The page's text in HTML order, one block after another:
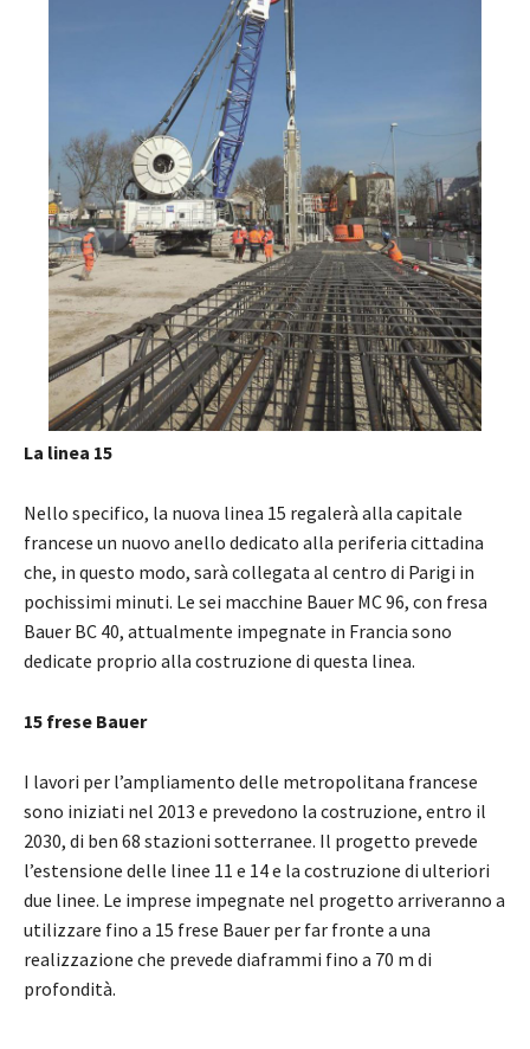
La linea 15
Nello specifico, la nuova linea 15 regalerà alla capitale
francese un nuovo anello dedicato alla periferia cittadina
che, in questo modo, sarà collegata al centro di Parigi in
pochissimi minuti. Le sei macchine Bauer MC 96, con fresa
Bauer BC 40, attualmente impegnate in Francia sono
dedicate proprio alla costruzione di questa linea.
15 frese Bauer
I lavori per l’ampliamento delle metropolitana francese
sono iniziati nel 2013 e prevedono la costruzione, entro il
2030, di ben 68 stazioni sotterranee. Il progetto prevede
l’estensione delle linee 11 e 14 e la costruzione di ulteriori
due linee. Le imprese impegnate nel progetto arriveranno a
utilizzare fino a 15 frese Bauer per far fronte a una
realizzazione che prevede diaframmi fino a 70 m di
profondità.